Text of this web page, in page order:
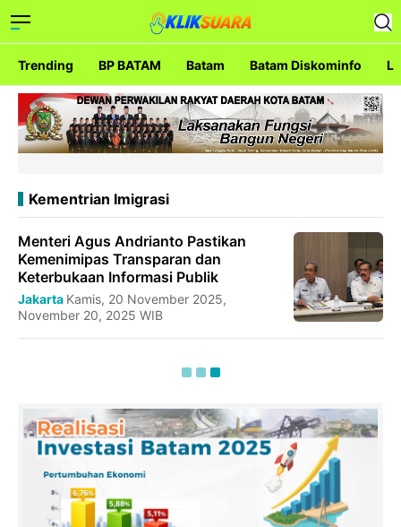
Trending BP BATAM Batam Batam Diskominfo
Kementrian Imigrasi
Menteri Agus Andrianto Pastikan
Kemenimipas Transparan dan
Keterbukaan Informasi Publik
Jakarta Kamis, 20 November 2025,
November 20, 2025 WIB